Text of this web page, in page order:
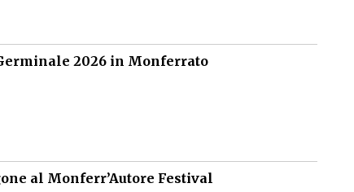
2026 in Monferrato
al Monferr’Autore Festival